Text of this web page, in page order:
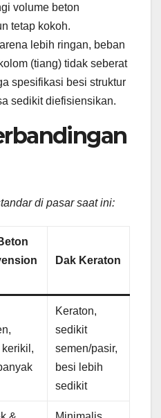
volume beton
tetap kokoh.
lebih ringan, beban
(tiang) tidak seberat
spesifikasi besi struktur
sedikit diefisiensikan.
di pasar saat ini:
Dak Keraton
kerikil,
Keraton,
sedikit
semen/pasir,
besi lebih
sedikit